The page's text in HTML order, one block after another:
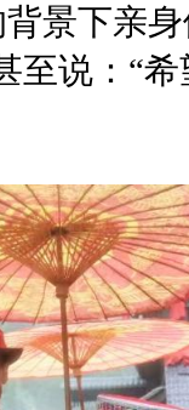
景下亲
至说：“